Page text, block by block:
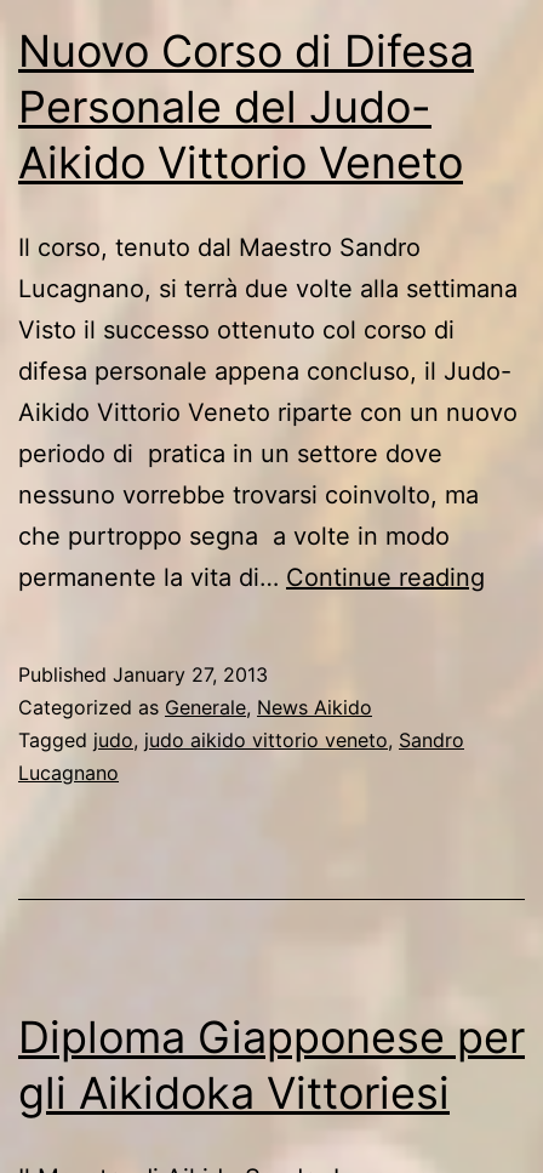
Nuovo Corso di Difesa
Personale del Judo-
Aikido Vittorio Veneto
Il corso, tenuto dal Maestro Sandro
Lucagnano, si terrà due volte alla settimana
Visto il successo ottenuto col corso di
difesa personale appena concluso, il Judo-
Aikido Vittorio Veneto riparte con un nuovo
periodo di pratica in un settore dove
nessuno vorrebbe trovarsi coinvolto, ma
che purtroppo segna a volte in modo
permanente la vita di… Continue reading
Published January 27, 2013
Categorized as Generale, News Aikido
Tagged judo, judo aikido vittorio veneto, Sandro
Lucagnano
Diploma Giapponese per
gli Aikidoka Vittoriesi